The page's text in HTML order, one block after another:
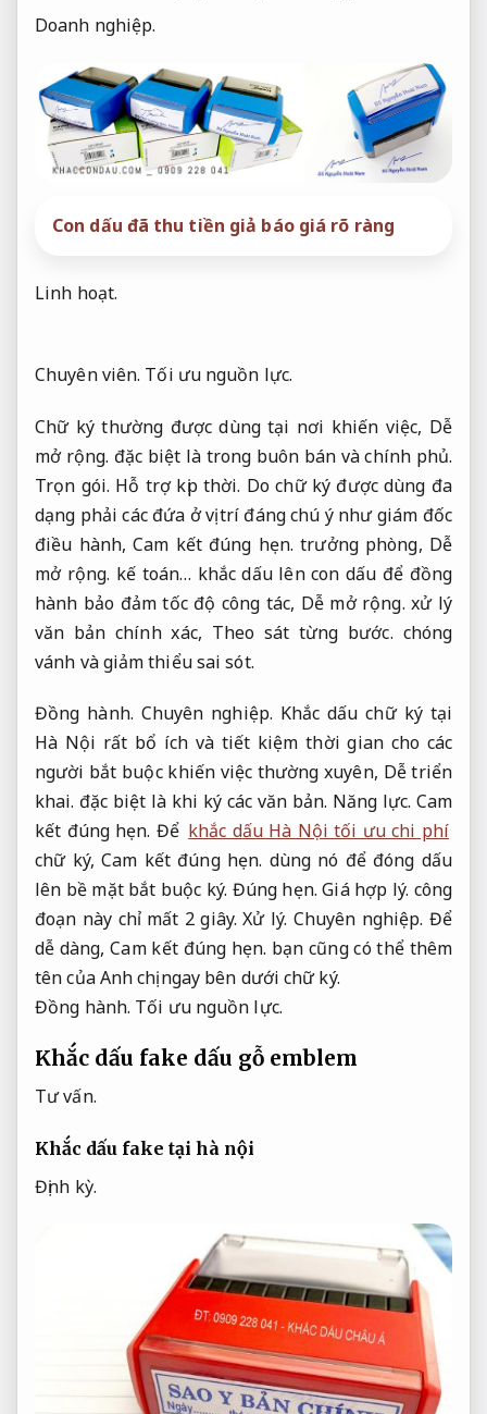
Doanh nghiệp.
Con dấu đã thu tiền giả báo giá rõ ràng
Linh hoạt.
Chuyên viên. Tối ưu nguồn lực.
Chữ ký thường được dùng tại nơi khiến việc, Dễ
mở rộng. đặc biệt là trong buôn bán và chính phủ.
Trọn gói. Hỗ trợ kịp thời. Do chữ ký được dùng đa
dạng phải các đứa ở vị trí đáng chú ý như giám đốc
điều hành,Cam kết đúng hẹn. trưởng phòng, Dễ
mở rộng. kế toán… khắc dấu lên con dấu để đồng
hành bảo đảm tốc độ công tác, Dễ mở rộng. xử lý
văn bản chính xác, Theo sát từng bước. chóng
vánh và giảm thiểu sai sót.
Đồng hành. Chuyên nghiệp. Khắc dấu chữ ký tại
Hà Nội rất bổ ích và tiết kiệm thời gian cho các
người bắt buộc khiến việc thường xuyên, Dễ triển
khai. đặc biệt là khi ký các văn bản. Năng lực. Cam
kết đúng hẹn. Để khắc dấu Hà Nội tối ưu chi phí
chữ ký,Cam kết đúng hẹn. dùng nó để đóng dấu
lên bề mặt bắt buộc ký. Đúng hẹn. Giá hợp lý. công
đoạn này chỉ mất 2 giây.Xử lý. Chuyên nghiệp. Để
dễ dàng,Cam kết đúng hẹn. bạn cũng có thể thêm
tên của Anh chị ngay bên dưới chữ ký.
Đồng hành. Tối ưu nguồn lực.
Khắc dấu fake dấu gỗ emblem
Tư vấn.
Khắc dấu fake tại hà nội
Định kỳ.